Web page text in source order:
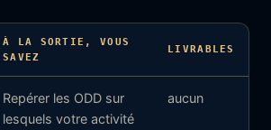
À LA SORTIE, VOUS
SAVEZ
LIVRABLES
Repérer les ODD sur
lesquels votre activité
aucun